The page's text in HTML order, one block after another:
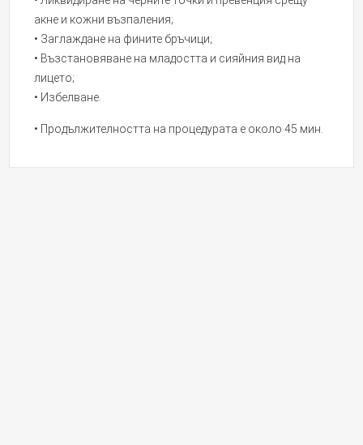
акне и кожни възпаления;
• Заглаждане на фините бръчици;
• Възстановяване на младостта и сияйния вид на
лицето;
• Избелване.
• Продължителността на процедурата е около 45 мин.